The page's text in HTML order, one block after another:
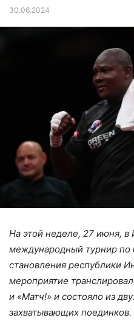
30.06.2024
На этой неделе, 27 июня,
международный турнир по
становления республики
мероприятие
и «Матч!» и состояло из
захватывающих поединков.